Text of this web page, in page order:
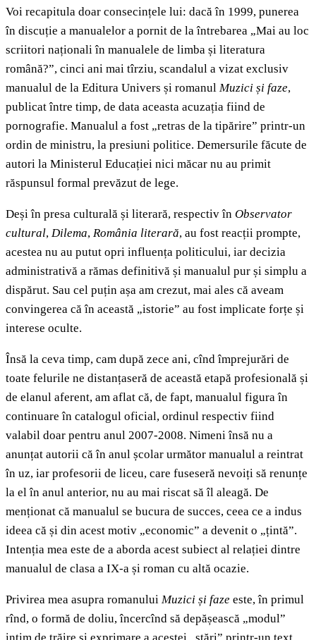
Voi recapitula doar consecințele lui: dacă în 1999, punerea
în discuție a manualelor a pornit de la întrebarea „Mai au loc
scriitori naționali în manualele de limba și literatura
română?”, cinci ani mai tîrziu, scandalul a vizat exclusiv
manualul de la Editura Univers și romanul Muzici și faze,
publicat între timp, de data aceasta acuzația fiind de
pornografie. Manualul a fost „retras de la tipărire” printr-un
ordin de ministru, la presiuni politice. Demersurile făcute de
autori la Ministerul Educației nici măcar nu au primit
răspunsul formal prevăzut de lege.
Deși în presa culturală și literară, respectiv în Observator
cultural, Dilema, România literară, au fost reacții prompte,
acestea nu au putut opri influența politicului, iar decizia
administrativă a rămas definitivă și manualul pur și simplu a
dispărut. Sau cel puțin așa am crezut, mai ales că aveam
convingerea că în această „istorie” au fost implicate forțe și
interese oculte.
Însă la ceva timp, cam după zece ani, cînd împrejurări de
toate felurile ne distanțaseră de această etapă profesională și
de elanul aferent, am aflat că, de fapt, manualul figura în
continuare în catalogul oficial, ordinul respectiv fiind
valabil doar pentru anul 2007-2008. Nimeni însă nu a
anunțat autorii că în anul școlar următor manualul a reintrat
în uz, iar profesorii de liceu, care fuseseră nevoiți să renunțe
la el în anul anterior, nu au mai riscat să îl aleagă. De
menționat că manualul se bucura de succes, ceea ce a indus
ideea că și din acest motiv „economic” a devenit o „țintă”.
Intenția mea este de a aborda acest subiect al relației dintre
manualul de clasa a IX-a și roman cu altă ocazie.
Privirea mea asupra romanului Muzici și faze este, în primul
rînd, o formă de doliu, încercînd să depășească „modul”